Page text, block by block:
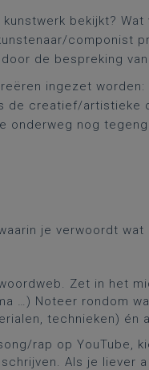
bekijkt?
componist
de bespreking
ingezet worden:
de creatief/artistieke
onderweg nog
je verwoordt
Zet in het
…) Noteer rondom
technieken) én
rap op YouTube,
Als je liever